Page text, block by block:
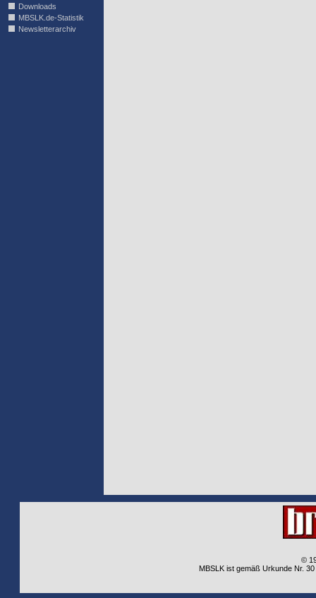
Downloads
MBSLK.de-Statistik
Newsletterarchiv
©
MBSLK ist gemäß Urkunde Nr.